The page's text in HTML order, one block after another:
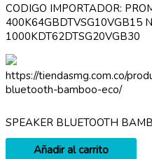
CODIGO IMPORTADOR:
400K64GBDTVSG10VGB15
1000KDT62DTSG20VGB30
https://tiendasmg.com.co/
bluetooth-bamboo-eco/
SPEAKER BLUETOOTH
Añadir al carrito